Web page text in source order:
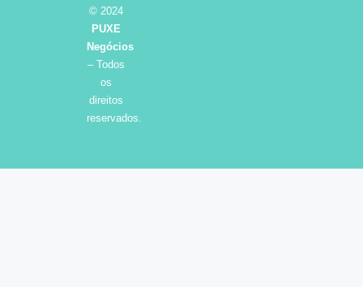
© 2024
PUXE
Negócios
– Todos
os
direitos
reservados.